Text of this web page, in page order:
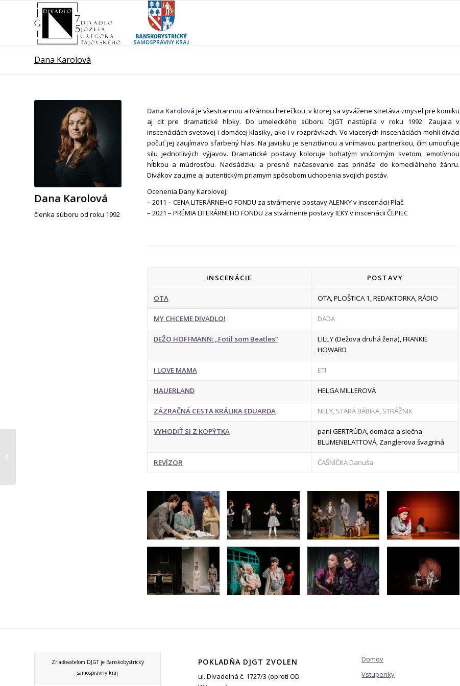
Dana Karolová
Dana Karolová
členka súboru od roku 1992
Dana Karolová je všestrannou a tvárnou herečkou, v ktorej sa vyvážene stretáva zmysel pre komiku
aj cit pre dramatické hĺbky. Do umeleckého súboru DJGT nastúpila v roku 1992. Zaujala v
inscenáciách svetovej i domácej klasiky, ako i v rozprávkach. Vo viacerých inscenáciách mohli diváci
počuť jej zaujímavo sfarbený hlas. Na javisku je senzitívnou a vnímavou partnerkou, čím umocňuje
silu jednotlivých výjavov. Dramatické postavy koloruje bohatým vnútorným svetom, emotívnou
hĺbkou a múdrosťou. Nadsádzku a presné načasovanie zas prináša do komediálneho žánru.
Divákov zaujme aj autentickým priamym spôsobom uchopenia svojich postáv.
Ocenenia Dany Karolovej:
– 2011 – CENA LITERÁRNEHO FONDU za stvárnenie postavy ALENKY v inscenácii Plač.
– 2021 – PRÉMIA LITERÁRNEHO FONDU za stvárnenie postavy IĽKY v inscenácii ČEPIEC
INSCENÁCIE POSTAVY
OTA OTA, PLOŠTICA 1, REDAKTORKA, RÁDIO
MY CHCEME DIVADLO! DADA
DEŽO HOFFMANN: „Fotil som Beatles“
LILLY (Dežova druhá žena), FRANKIE
HOWARD
I LOVE MAMA ETI
HAUERLAND HELGA MILLEROVÁ
ZÁZRAČNÁ CESTA KRÁLIKA EDUARDA NELY, STARÁ BÁBIKA, STRÁŽNIK
VYHODIŤ SI Z KOPÝTKA
pani GERTRÚDA, domáca a slečna
BLUMENBLATTOVÁ, Zanglerova švagriná
REVÍZOR ČAŠNÍČKA Danuša
Zriaďovateľom DJGT je Banskobystrický
samosprávny kraj
POKLADŇA DJGT ZVOLEN
ul. Divadelná č. 1727/3 (oproti OD
Domov
Vstupenky